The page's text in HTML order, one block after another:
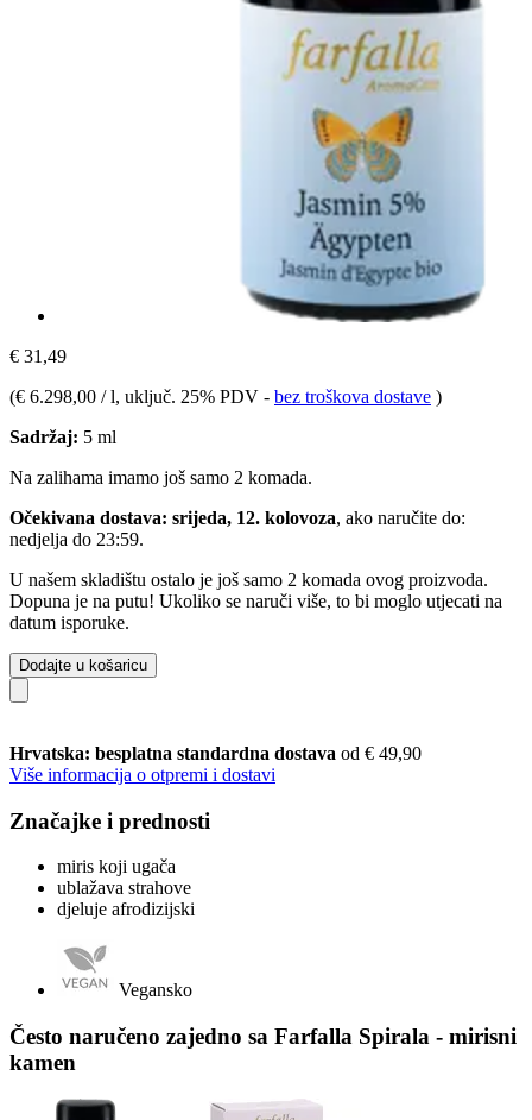
€ 31,49
(€ 6.298,00 / l, uključ. 25% PDV - bez troškova dostave )
Sadržaj: 5 ml
Na zalihama imamo još samo 2 komada.
Očekivana dostava: srijeda, 12. kolovoza, ako naručite do:
nedjelja do 23:59.
U našem skladištu ostalo je još samo 2 komada ovog proizvoda.
Dopuna je na putu! Ukoliko se naruči više, to bi moglo utjecati na
datum isporuke.
Dodajte u košaricu
Hrvatska: besplatna standardna dostava od € 49,90
Više informacija o otpremi i dostavi
Značajke i prednosti
miris koji ugača
ublažava strahove
djeluje afrodizijski
Vegansko
Često naručeno zajedno sa Farfalla Spirala - mirisni
kamen